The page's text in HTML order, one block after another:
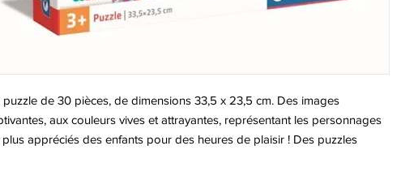
puzzle de 30 pièces, de dimensions 33,5 x 23,5 cm. Des images
aux couleurs vives et attrayantes, représentant les personnages
plus appréciés des enfants pour des heures de plaisir ! Des puzzles